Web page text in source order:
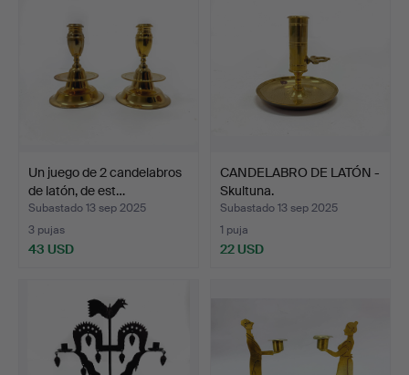
Un juego de 2 candelabros
de latón, de est…
Subastado 13 sep 2025
3 pujas
43 USD
CANDELABRO DE LATÓN -
Skultuna.
Subastado 13 sep 2025
1 puja
22 USD